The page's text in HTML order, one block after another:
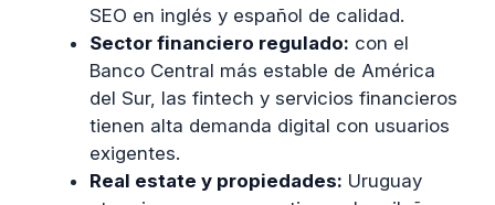
SEO en inglés y español de calidad.
Sector financiero regulado: con el
Banco Central más estable de América
del Sur, las fintech y servicios financieros
tienen alta demanda digital con usuarios
exigentes.
Real estate y propiedades: Uruguay